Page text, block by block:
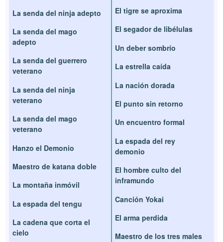
La senda del ninja adepto
La senda del mago
adepto
La senda del guerrero
veterano
La senda del ninja
veterano
La senda del mago
veterano
Hanzo el Demonio
Maestro de katana doble
La montaña inmóvil
La espada del tengu
La cadena que corta el
cielo
El tigre se aproxima
El segador de libélulas
Un deber sombrío
La estrella caída
La nación dorada
El punto sin retorno
Un encuentro formal
La espada del rey
demonio
El hombre culto del
inframundo
Canción Yokai
El arma perdida
Maestro de los tres males